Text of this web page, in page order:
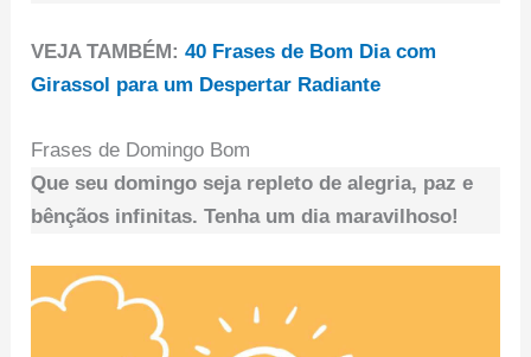
VEJA TAMBÉM:40 Frases de Bom Dia com
Girassol para um Despertar Radiante
Frases de Domingo Bom
Que seu domingo seja repleto de alegria, paz e
bênçãos infinitas. Tenha um dia maravilhoso!